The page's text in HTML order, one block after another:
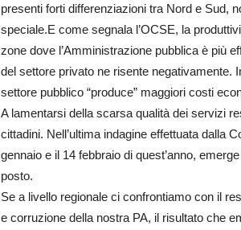
presenti forti differenziazioni tra Nord e Sud,
speciale.E come segnala l’OCSE, la
zone dove l’Amministrazione pubblica è più
del settore privato ne risente negativamente.
settore pubblico “produce” maggiori costi
A lamentarsi della scarsa qualità dei servizi
cittadini. Nell’ultima indagine effettuata dalla
gennaio e il 14 febbraio di quest’anno,
posto.
Se a livello regionale ci confrontiamo con il
e corruzione della nostra PA, il risultato che